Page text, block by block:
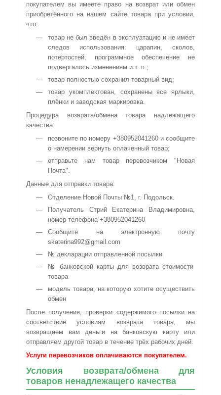
покупателем вы имеете право на возврат или обмен
приобретённого на нашем сайте товара при условии,
что:
товар не был введён в эксплуатацию и не имеет
следов использования: царапин, сколов,
потертостей, программное обеспечение не
подвергалось изменениям и т. п.;
товар полностью сохранил товарный вид;
товар укомплектован, сохранены все ярлыки,
плёнки и заводская маркировка.
Процедура возврата/обмена товара надлежащего
качества:
позвоните по номеру +380952041260 и сообщите
о намерении вернуть оплаченный товар;
отправьте нам товар перевозчиком "Новая
Почта".
Данные для отправки товара:
Отделение Новой Почты №1, г. Подольск.
Получатель Стрий Екатерина Владимировна,
номер телефона +380952041260
Сообщите на электронную почту
skaterina992@gmail.com
№ декларации отправленной посылки
№ банковской карты для возврата стоимости
товара
модель товара, на которую хотите осуществить
обмен
После получения, проверки содержимого посылки на
соответствие условиям возврата товара, мы
возвращаем вам деньги на банковскую карту или
отправляем другой товар в течение трёх рабочих дней.
Услуги перевозчиков оплачиваются покупателем.
Условия возврата/обмена для
товаров ненадлежащего качества